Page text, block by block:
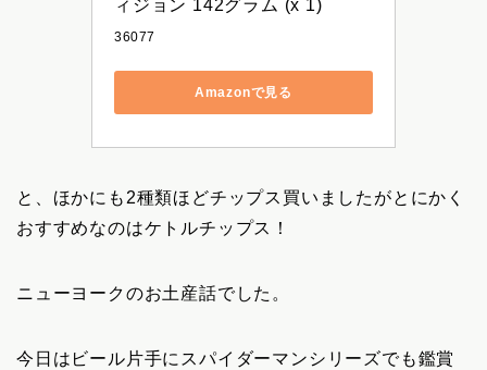
ィジョン 142グラム (x 1)
36077
Amazonで見る
と、ほかにも2種類ほどチップス買いましたがとにかく
おすすめなのはケトルチップス！
ニューヨークのお土産話でした。
今日はビール片手にスパイダーマンシリーズでも鑑賞